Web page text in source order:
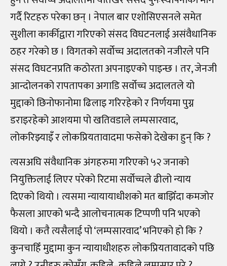
गर्दै रिटहरु परेका छन् । नेपाल बार एशोसिएसनले समेत
सुशीला कार्कीद्वारा गरिएको संसद विघटनलाई असंवैधानिक
ठहर गरेको छ । विगतको सर्वोच्च अदालतको नजीरले पनि
संसद विघटनप्रति कठोरता अपनाइएको पाइन्छ । तर, जेनजी
आन्दोलनको रापतापका अगाडि सर्वोच्च अदालतले यो
मुद्दाको छिनोफानोमा ढिलाइ गरिरहेको र निर्णयमा पुग्न
डराइरहेको आशयमा पो खतिवडाले लम्पसारवाद,
लोकरिझ्याइँ र लोकप्रियतावादमा फसेको देखेका हुन् कि ?
त्यसअघि संवैधानिक अंगहरुमा गरिएको ५२ जनाको
नियुक्तिलाई लिएर परेको रिटमा सर्वोच्चले ढीलो न्याय
दिएको थियो । त्यसमा न्यायायाधीशको मत बाझिँदा कमजोर
फैसला आएको भन्दै आलोचनात्मक टिप्पणी पनि भएको
थियो । कतै त्यसैलाई पो ‘लम्पसारवाद’ भनिएको हो कि ?
कुनचाहिँ मुद्दामा कुन न्यायाधीशहरु लोकप्रियतावादको पछि